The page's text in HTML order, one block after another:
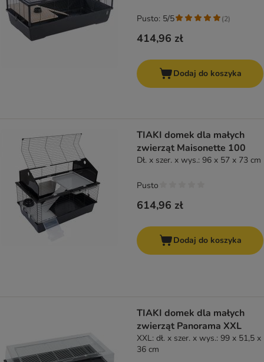
414,96 zł
Pusto: 5/5 (2)
Dodaj do koszyka
TIAKI domek dla małych
zwierząt Maisonette 100
Dł. x szer. x wys.: 96 x 57 x 73 cm
614,96 zł
Pusto
Dodaj do koszyka
TIAKI domek dla małych
zwierząt Panorama XXL
XXL: dł. x szer. x wys.: 99 x 51,5 x
36 cm